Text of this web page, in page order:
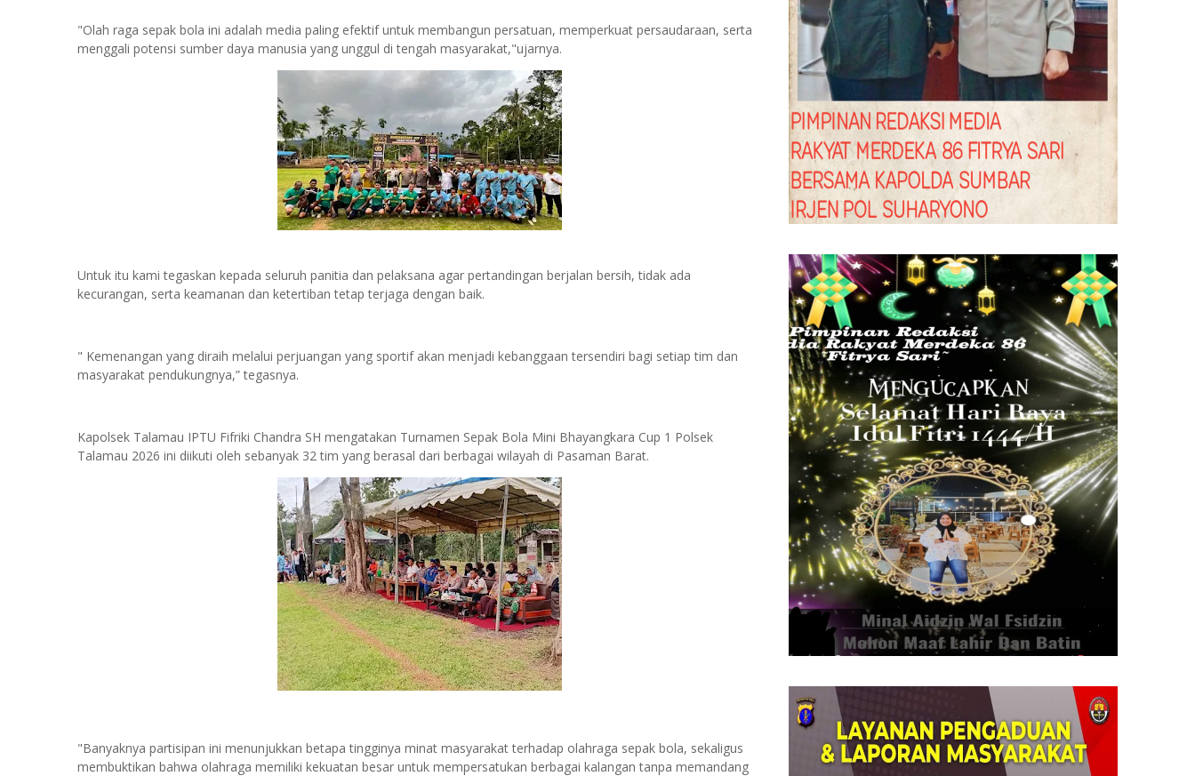
"Olah raga sepak bola ini adalah media paling efektif untuk membangun persatuan, memperkuat persaudaraan, serta
menggali potensi sumber daya manusia yang unggul di tengah masyarakat,"ujarnya.
Untuk itu kami tegaskan kepada seluruh panitia dan pelaksana agar pertandingan berjalan bersih, tidak ada
kecurangan, serta keamanan dan ketertiban tetap terjaga dengan baik.
" Kemenangan yang diraih melalui perjuangan yang sportif akan menjadi kebanggaan tersendiri bagi setiap tim dan
masyarakat pendukungnya,” tegasnya.
Kapolsek Talamau IPTU Fifriki Chandra SH mengatakan Turnamen Sepak Bola Mini Bhayangkara Cup 1 Polsek
Talamau 2026 ini diikuti oleh sebanyak 32 tim yang berasal dari berbagai wilayah di Pasaman Barat.
"Banyaknya partisipan ini menunjukkan betapa tingginya minat masyarakat terhadap olahraga sepak bola, sekaligus
membuktikan bahwa olahraga memiliki kekuatan besar untuk mempersatukan berbagai kalangan tanpa memandang